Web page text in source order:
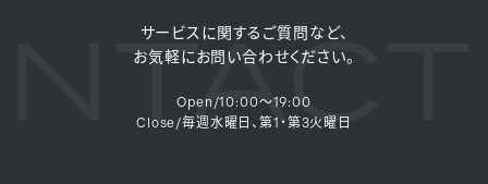
サービスに関するご質問など、
お気軽にお問い合わせください。
Open/10:00～19:00
Close/毎週水曜日、第1・第3火曜日